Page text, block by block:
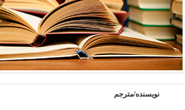
نویسنده/مترجم